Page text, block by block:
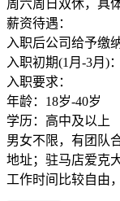
周六周日双休，具
薪资待遇：
入职后公司给予缴
入职初期(1月-3月)
入职要求：
年龄：18岁-40岁
学历：高中及以上
男女不限，有团队
地址；驻马店爱克
工作时间比较自由